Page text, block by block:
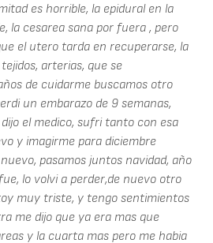
es horrible, la epidural en la
la cesarea sana por fuera , pero
el utero tarda en recuperarse, la
arterias, que se
de cuidarme buscamos otro
un embarazo de 9 semanas,
el medico, sufri tanto con esa
y imagirme para diciembre
pasamos juntos navidad, año
lo volvi a perder,de nuevo otro
muy triste, y tengo sentimientos
me dijo que ya era mas que
y la cuarta mas pero me habia